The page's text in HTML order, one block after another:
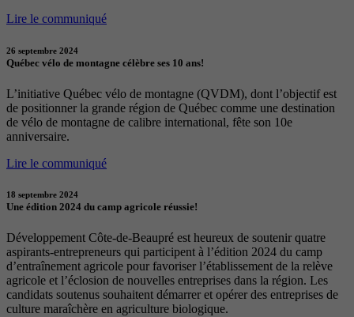
Lire le communiqué
26 septembre 2024
Québec vélo de montagne célèbre ses 10 ans!
L’initiative Québec vélo de montagne (QVDM), dont l’objectif est
de positionner la grande région de Québec comme une destination
de vélo de montagne de calibre international, fête son 10e
anniversaire.
Lire le communiqué
18 septembre 2024
Une édition 2024 du camp agricole réussie!
Développement Côte-de-Beaupré est heureux de soutenir quatre
aspirants-entrepreneurs qui participent à l’édition 2024 du camp
d’entraînement agricole pour favoriser l’établissement de la relève
agricole et l’éclosion de nouvelles entreprises dans la région. Les
candidats soutenus souhaitent démarrer et opérer des entreprises de
culture maraîchère en agriculture biologique.